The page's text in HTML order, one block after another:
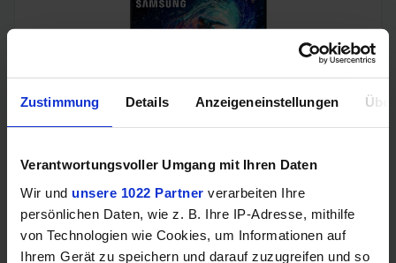
Zustimmung Details Anzeigeneinstellungen
Verantwortungsvoller Umgang mit Ihren Daten
Wir und unsere 1022 Partner verarbeiten Ihre
persönlichen Daten, wie z. B. Ihre IP-Adresse, mithilfe
von Technologien wie Cookies, um Informationen auf
Ihrem Gerät zu speichern und darauf zuzugreifen und so